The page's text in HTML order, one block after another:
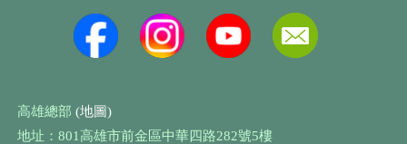
高雄總部 (地圖)
地址：801高雄市前金區中華四路282號5樓